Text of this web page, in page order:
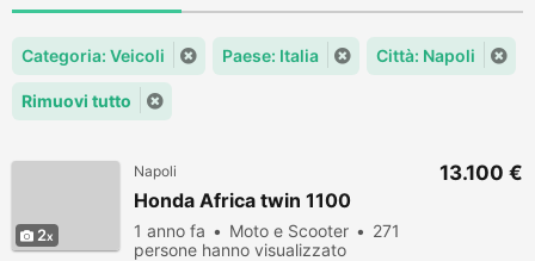
Categoria: Veicoli Paese: Italia Città: Napoli
Rimuovi tutto
2
Napoli
Honda Africa twin 1100
1 anno fa Moto e Scooter
271
persone hanno visualizzato
13.100 €